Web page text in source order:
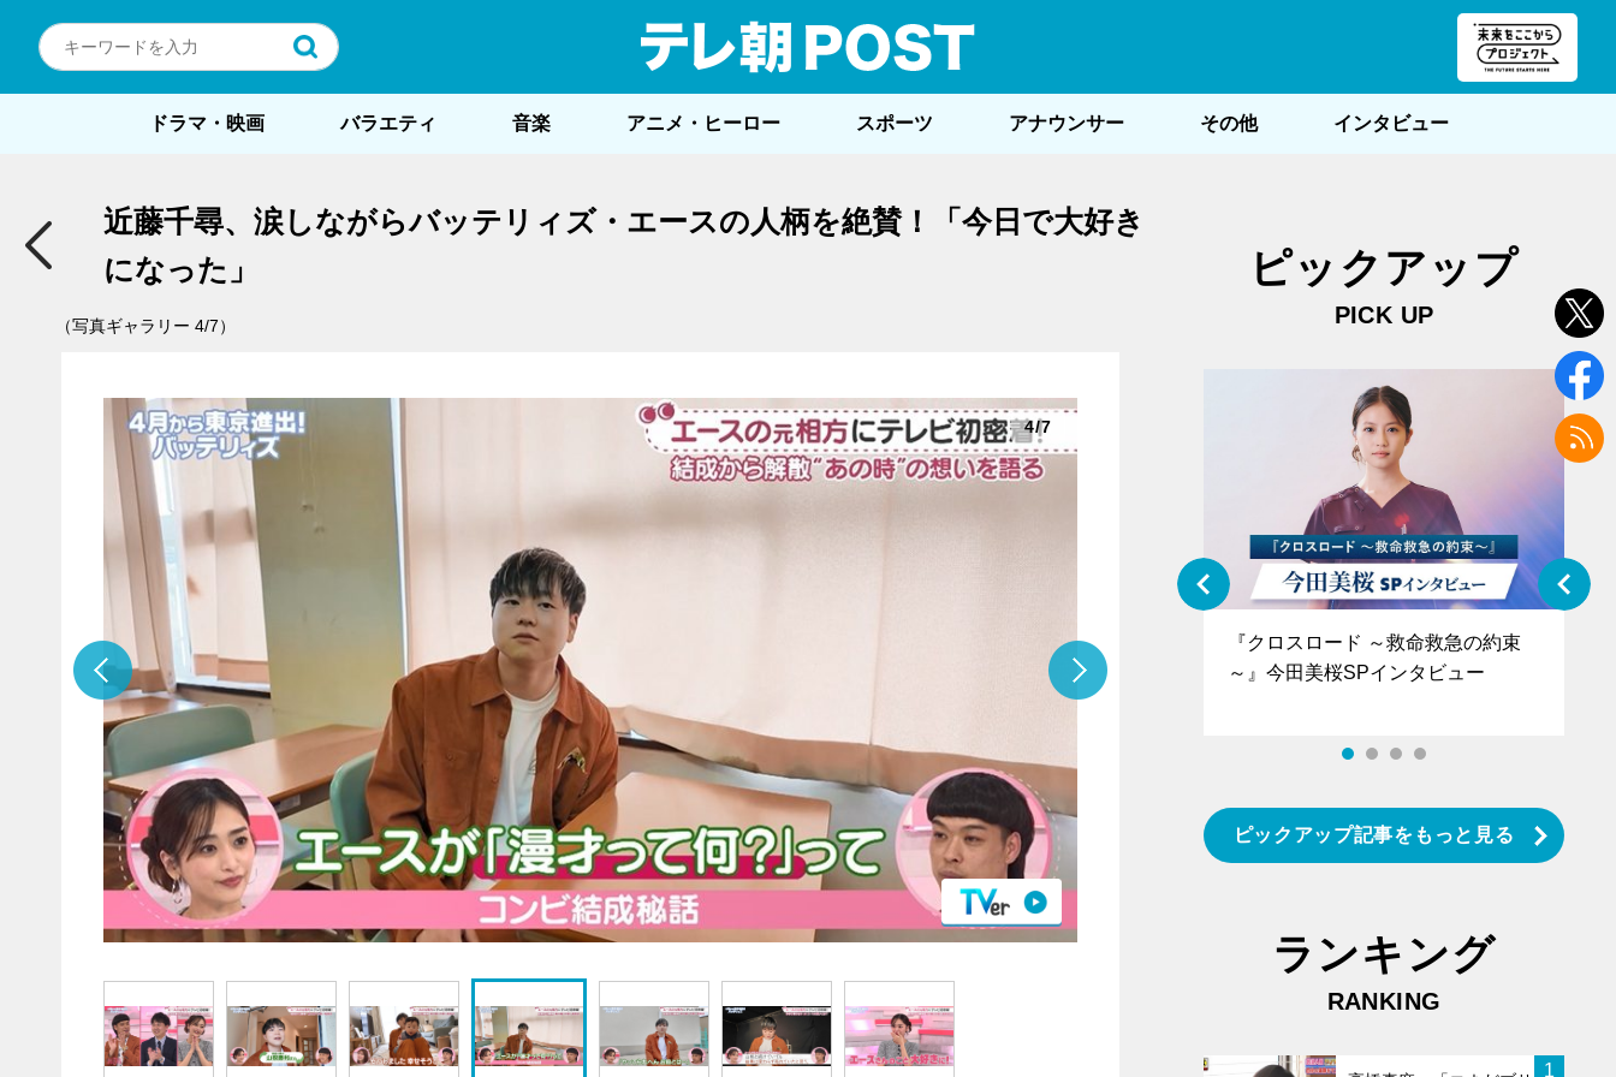
ドラマ・映画 バラエティ 音楽 アニメ・ヒーロー スポーツ アナウンサー その他 インタビュー
近藤千尋、涙しながらバッテリィズ・エースの人柄を絶賛！「今日で大好き
になった」
（写真ギャラリー 4/7）
4/7
ピックアップ
PICK UP
『アイ＝ラブ！げーみんぐ』＝LOV
E齋藤樹愛羅＆佐々木舞香SPインタ
『クロスロード ～救命救急の約束
～』今田美桜SPインタビュー
ピックアップ記事をもっと見る
ランキング
RANKING
1